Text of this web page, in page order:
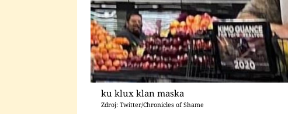
ku klux klan maska
Zdroj: Twitter/Chronicles of Shame